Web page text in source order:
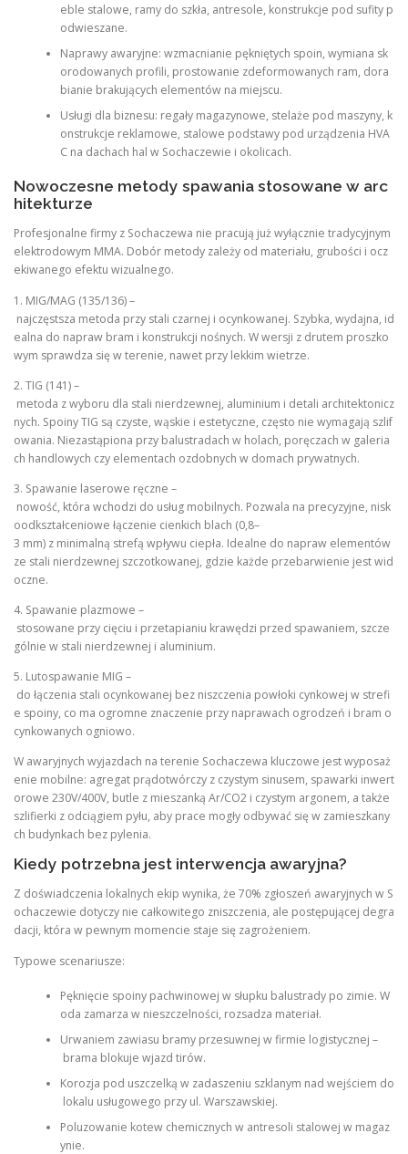
eble stalowe, ramy do szkła, antresole, konstrukcje pod sufity p
odwieszane.
Naprawy awaryjne: wzmacnianie pękniętych spoin, wymiana sk
orodowanych profili, prostowanie zdeformowanych ram, dora
bianie brakujących elementów na miejscu.
Usługi dla biznesu: regały magazynowe, stelaże pod maszyny, k
onstrukcje reklamowe, stalowe podstawy pod urządzenia HVA
C na dachach hal w Sochaczewie i okolicach.
Nowoczesne metody spawania stosowane w arc
hitekturze
Profesjonalne firmy z Sochaczewa nie pracują już wyłącznie tradycyjnym
elektrodowym MMA. Dobór metody zależy od materiału, grubości i ocz
ekiwanego efektu wizualnego.
1. MIG/MAG (135/136) –
najczęstsza metoda przy stali czarnej i ocynkowanej. Szybka, wydajna, id
ealna do napraw bram i konstrukcji nośnych. W wersji z drutem proszko
wym sprawdza się w terenie, nawet przy lekkim wietrze.
2. TIG (141) –
metoda z wyboru dla stali nierdzewnej, aluminium i detali architektonicz
nych. Spoiny TIG są czyste, wąskie i estetyczne, często nie wymagają szlif
owania. Niezastąpiona przy balustradach w holach, poręczach w galeria
ch handlowych czy elementach ozdobnych w domach prywatnych.
3. Spawanie laserowe ręczne –
nowość, która wchodzi do usług mobilnych. Pozwala na precyzyjne, nisk
oodkształceniowe łączenie cienkich blach (0,8–
3 mm) z minimalną strefą wpływu ciepła. Idealne do napraw elementów
ze stali nierdzewnej szczotkowanej, gdzie każde przebarwienie jest wid
oczne.
4. Spawanie plazmowe –
stosowane przy cięciu i przetapianiu krawędzi przed spawaniem, szcze
gólnie w stali nierdzewnej i aluminium.
5. Lutospawanie MIG –
do łączenia stali ocynkowanej bez niszczenia powłoki cynkowej w strefi
e spoiny, co ma ogromne znaczenie przy naprawach ogrodzeń i bram o
cynkowanych ogniowo.
W awaryjnych wyjazdach na terenie Sochaczewa kluczowe jest wyposaż
enie mobilne: agregat prądotwórczy z czystym sinusem, spawarki inwert
orowe 230V/400V, butle z mieszanką Ar/CO2 i czystym argonem, a także
szlifierki z odciągiem pyłu, aby prace mogły odbywać się w zamieszkany
ch budynkach bez pylenia.
Kiedy potrzebna jest interwencja awaryjna?
Z doświadczenia lokalnych ekip wynika, że 70% zgłoszeń awaryjnych w S
ochaczewie dotyczy nie całkowitego zniszczenia, ale postępującej degra
dacji, która w pewnym momencie staje się zagrożeniem.
Typowe scenariusze:
Pęknięcie spoiny pachwinowej w słupku balustrady po zimie. W
oda zamarza w nieszczelności, rozsadza materiał.
Urwaniem zawiasu bramy przesuwnej w firmie logistycznej –
brama blokuje wjazd tirów.
Korozja pod uszczelką w zadaszeniu szklanym nad wejściem do
lokalu usługowego przy ul. Warszawskiej.
Poluzowanie kotew chemicznych w antresoli stalowej w magaz
ynie.